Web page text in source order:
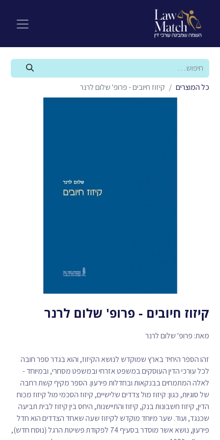
כל המוצרים קיזוז חיובים - פרופ' שלום לרנר
קיזוז חיובים - פרופ' שלום לרנר
מאת: פרופ' שלום לרנר
זהו הספר היחיד בארץ שמוקדש לנושא הקיזוז, והוא בגדר ספר חובה
לכל עורכי הדין העוסקים במשפט אזרחי ובמשפט מסחרי, ובמיוחד -
לאלה המתמחים בבנקאות ובחדלות פירעון. הספר מקיף קשת רחבה
של סוגיות, כגון: קיזוז מול צדדים שלישיים, קיזוז הסכמי מול קיזוז מכוח
הדין, קיזוז חשבונות בנק, קיזוז והתיישנות, היחס בין קיזוז לבית תביעה
שכנגד, ועוד. שער מיוחד מוקדש לקיזוז שעה שאחד הצדדים הוא חדל
פירעון, נושא אשר מוסדר בסעיף 74 לפקודת פשיטת הרגל (נוסח חדש),